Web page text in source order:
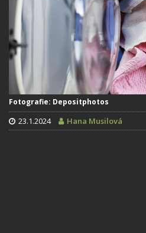
Fotografie: Depositphotos
23.1.2024 Hana Musilová